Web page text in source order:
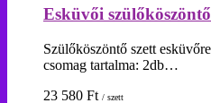
Esküvői
Szülőköszöntő szett
csomag tartalma: 2db…
23 580 Ft / szett